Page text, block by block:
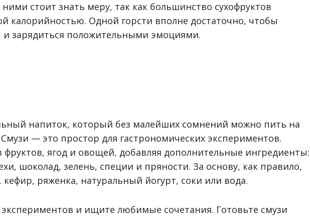
ними стоит знать меру, так как большинство сухофруктов
калорийностью. Одной горсти вполне достаточно, чтобы
и зарядиться положительными эмоциями.
напиток, который без малейших сомнений можно пить на
— это простор для гастрономических экспериментов.
фруктов, ягод и овощей, добавляя дополнительные ингредиенты:
шоколад, зелень, специи и пряности. За основу, как правило,
ряженка, натуральный йогурт, соки или вода.
и ищите любимые сочетания. Готовьте смузи